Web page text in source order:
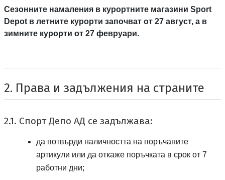
Сезонните намаления в курортните магазини Sport
Depot в летните курорти започват от 27 август, а в
зимните курорти от 27 февруари.
2. Права и задължения на страните
2.1. Спорт Депо АД се задължава:
да потвърди наличността на поръчаните
артикули или да откаже поръчката в срок от 7
работни дни;